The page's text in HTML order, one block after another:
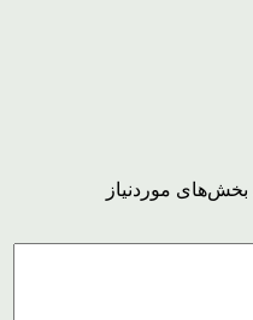
بخش‌های موردنیاز